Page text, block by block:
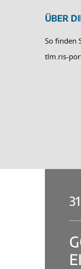
ÜBER
So finden
tlm.ris-